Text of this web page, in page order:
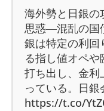
海外勢と日銀
思惑―混乱の国
銀は特定の利回
る指し値オペ
打ち出し、金利
っている。日
https://t.co/